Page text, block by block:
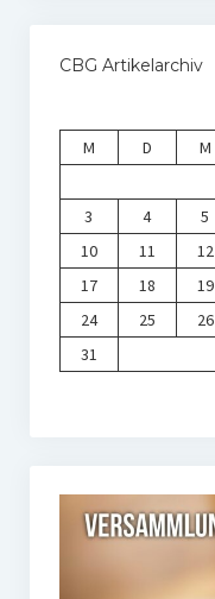
CBG Artikelarchiv
M
D M
3
4 5
10
11 12
17
18 19
24
25 26
31